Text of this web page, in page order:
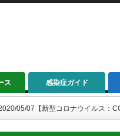
ス 感染症ガイド
05/07【新型コロナウイルス：